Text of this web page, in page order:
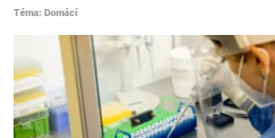
Téma: Domácí